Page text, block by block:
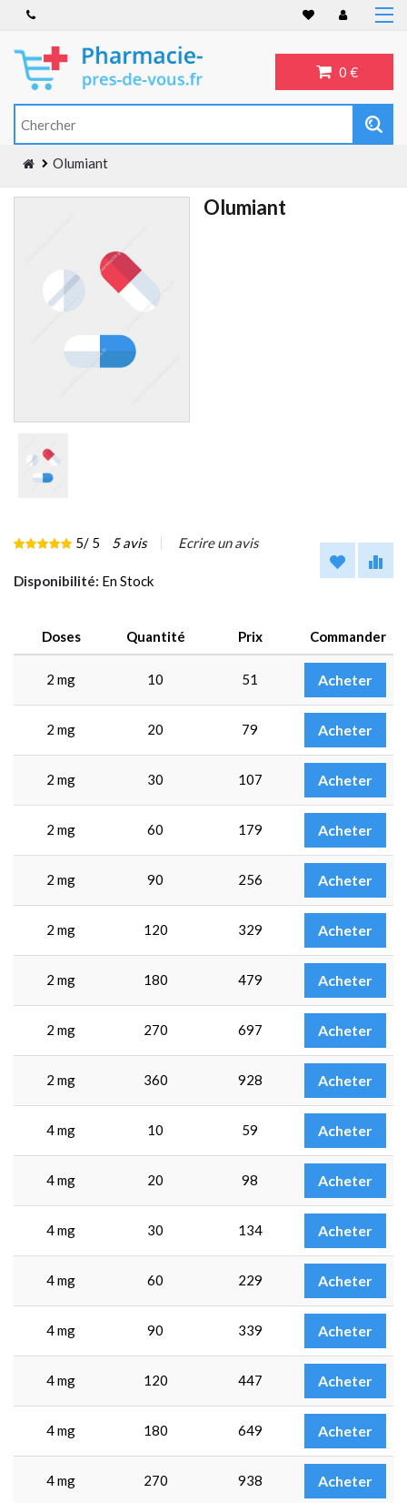
0 €
Accueil
Anti-inflammatoire
Troubles de l'érection
Antidépresseurs
Olumiant
Olumiant
5/ 5 5avis Ecrire un avis
Disponibilité: En Stock
Doses Quantité Prix Commander
2 mg 10 51 Acheter
2 mg 20 79 Acheter
2 mg 30 107 Acheter
2 mg 60 179 Acheter
2 mg 90 256 Acheter
2 mg 120 329 Acheter
2 mg 180 479 Acheter
2 mg 270 697 Acheter
2 mg 360 928 Acheter
4 mg 10 59 Acheter
4 mg 20 98 Acheter
4 mg 30 134 Acheter
4 mg 60 229 Acheter
4 mg 90 339 Acheter
4 mg 120 447 Acheter
4 mg 180 649 Acheter
4 mg 270 938 Acheter